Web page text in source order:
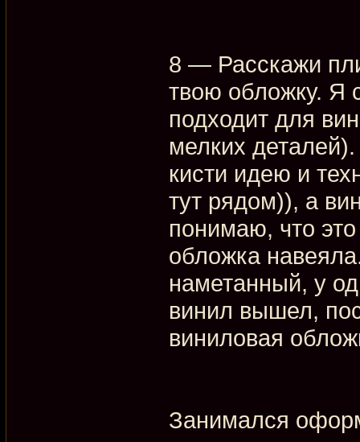
8 — Расскажи
твою обложку. Я
подходит для
мелких
кисти идею и
тут рядом)), а
понимаю, что
обложка
наметанный, у
винил вышел,
виниловая
Занимался